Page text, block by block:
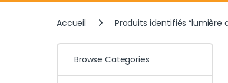
Accueil Produits identifiés “lumière
Browse Categories